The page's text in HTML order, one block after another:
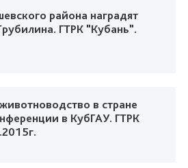
района наградят
ГТРК "Кубань".
в стране
в КубГАУ. ГТРК